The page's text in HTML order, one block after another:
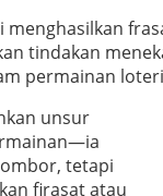
menghasilkan
tindakan
permainan
unsur
tetapi
firasat atau